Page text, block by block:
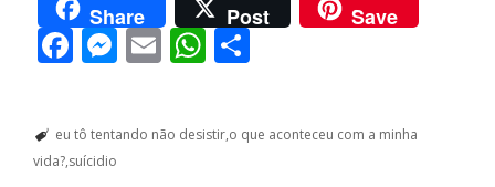
Share Post Save
F
e
b
M
ss
e
E
ai
l
W
s e
eu tô tentando não desistir o que aconteceu com a minha
vida? suícidio